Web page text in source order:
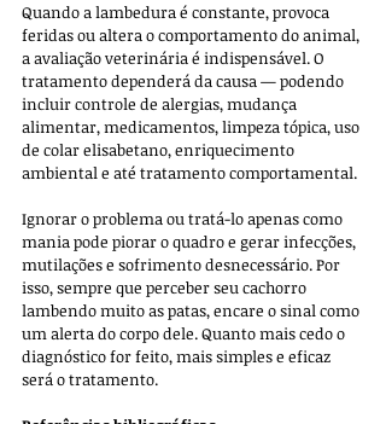
Quando a lambedura é constante, provoca
feridas ou altera o comportamento do animal,
a avaliação veterinária é indispensável. O
tratamento dependerá da causa — podendo
incluir controle de alergias, mudança
alimentar, medicamentos, limpeza tópica, uso
de colar elisabetano, enriquecimento
ambiental e até tratamento comportamental.
Ignorar o problema ou tratá-lo apenas como
mania pode piorar o quadro e gerar infecções,
mutilações e sofrimento desnecessário. Por
isso, sempre que perceber seu cachorro
lambendo muito as patas, encare o sinal como
um alerta do corpo dele. Quanto mais cedo o
diagnóstico for feito, mais simples e eficaz
será o tratamento.